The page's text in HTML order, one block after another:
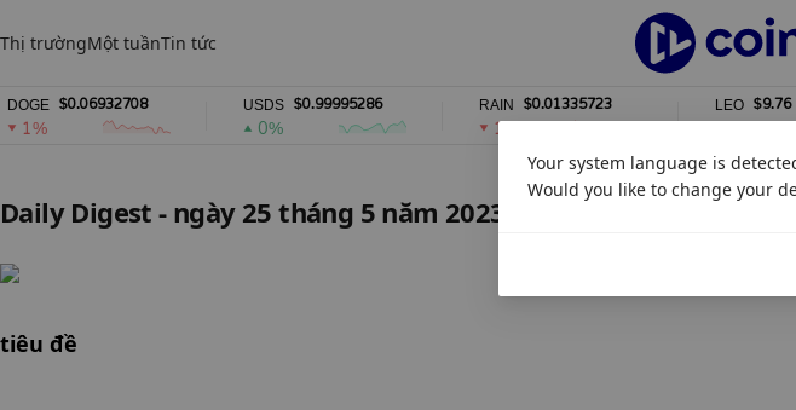
Thị trườngMột tuầnTin tức
$0.06932708 USDS $0.99995286 $0.01335723 $9.76
0%
Daily Digest - ngày 25 tháng 5 năm 2023
tiêu đề
Your system language is
Would you like to change your